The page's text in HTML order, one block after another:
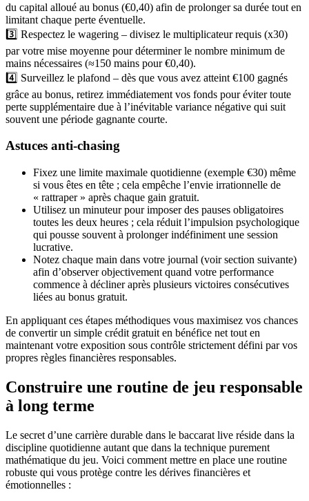
du capital alloué au bonus (€0,40) afin de prolonger sa durée tout en
limitant chaque perte éventuelle.
3️⃣ Respectez le wagering – divisez le multiplicateur requis (x30)
par votre mise moyenne pour déterminer le nombre minimum de
mains nécessaires (≈150 mains pour €0,40).
4️⃣ Surveillez le plafond – dès que vous avez atteint €100 gagnés
grâce au bonus, retirez immédiatement vos fonds pour éviter toute
perte supplémentaire due à l’inévitable variance négative qui suit
souvent une période gagnante courte.
Astuces anti‑chasing
Fixez une limite maximale quotidienne (exemple €30) même
si vous êtes en tête ; cela empêche l’envie irrationnelle de
« rattraper » après chaque gain gratuit.
Utilisez un minuteur pour imposer des pauses obligatoires
toutes les deux heures ; cela réduit l’impulsion psychologique
qui pousse souvent à prolonger indéfiniment une session
lucrative.
Notez chaque main dans votre journal (voir section suivante)
afin d’observer objectivement quand votre performance
commence à décliner après plusieurs victoires consécutives
liées au bonus gratuit.
En appliquant ces étapes méthodiques vous maximisez vos chances
de convertir un simple crédit gratuit en bénéfice net tout en
maintenant votre exposition sous contrôle strictement défini par vos
propres règles financières responsables.
Construire une routine de jeu responsable
à long terme
Le secret d’une carrière durable dans le baccarat live réside dans la
discipline quotidienne autant que dans la technique purement
mathématique du jeu. Voici comment mettre en place une routine
robuste qui vous protège contre les dérives financières et
émotionnelles :